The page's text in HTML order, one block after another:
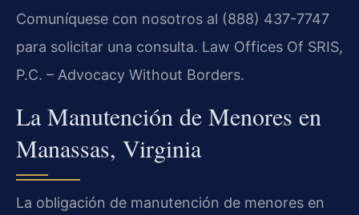
Comuníquese con nosotros al (888) 437-7747
para solicitar una consulta. Law Offices Of SRIS,
P.C. – Advocacy Without Borders.
La Manutención de Menores en
Manassas, Virginia
La obligación de manutención de menores en